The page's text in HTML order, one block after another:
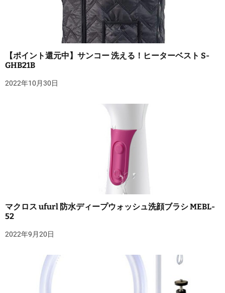
【ポイント還元中】サンコー 洗える！ヒーターベスト S-
GHB21B
2022年10月30日
マクロス ufurl 防水ディープウォッシュ洗顔ブラシ MEBL-
52
2022年9月20日